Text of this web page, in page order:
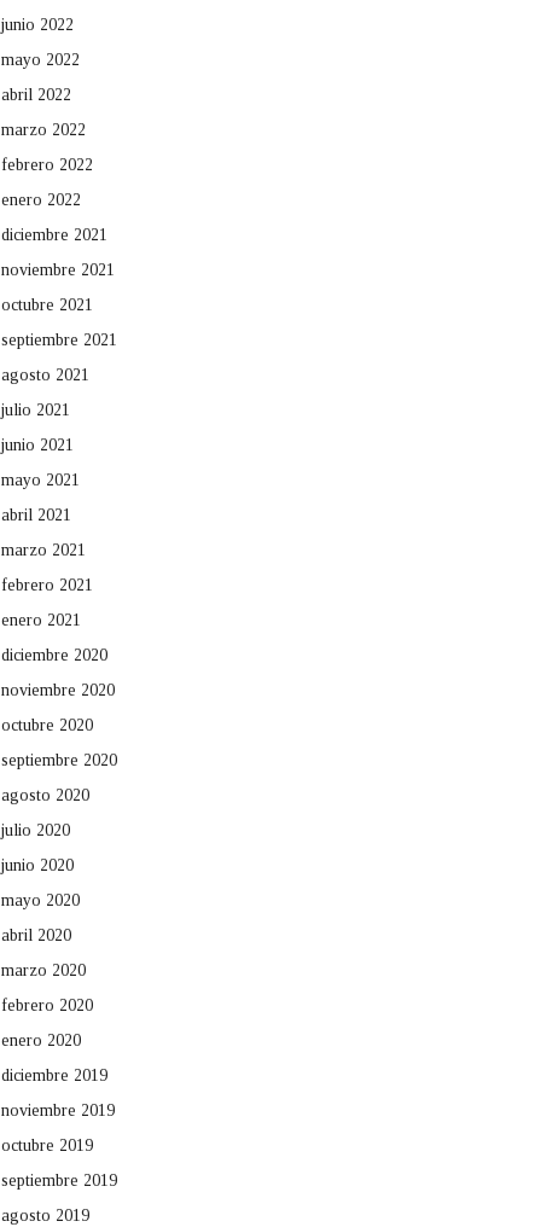
junio 2022
mayo 2022
abril 2022
marzo 2022
febrero 2022
enero 2022
diciembre 2021
noviembre 2021
octubre 2021
septiembre 2021
agosto 2021
julio 2021
junio 2021
mayo 2021
abril 2021
marzo 2021
febrero 2021
enero 2021
diciembre 2020
noviembre 2020
octubre 2020
septiembre 2020
agosto 2020
julio 2020
junio 2020
mayo 2020
abril 2020
marzo 2020
febrero 2020
enero 2020
diciembre 2019
noviembre 2019
octubre 2019
septiembre 2019
agosto 2019